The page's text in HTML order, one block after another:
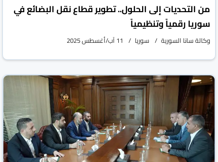
من التحديات إلى الحلول.. تطوير قطاع نقل البضائع في
سوريا رقمياً وتنظيمياً
وكالة سانا السورية سوريا 11 آب/أغسطس 2025